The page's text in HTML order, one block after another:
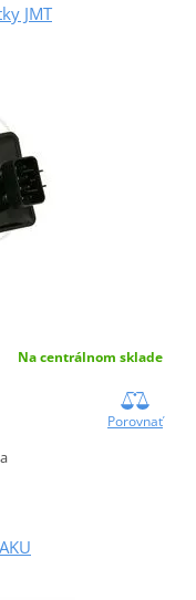
JMT
Na centrálnom sklade
Porovnať